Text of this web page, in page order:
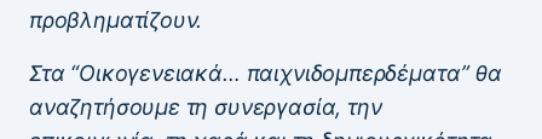
προβληματίζουν.
Στα “Οικογενειακά… παιχνιδομπερδέματα” θα
αναζητήσουμε τη συνεργασία, την